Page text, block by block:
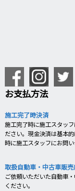
お支払方法
施工完了時決済
施工完了時に施工スタッ
ださい。現金決済は基本
時に施工スタッフにお問い
取扱自動車・中古車販
ご依頼いただいた自動車
ください。